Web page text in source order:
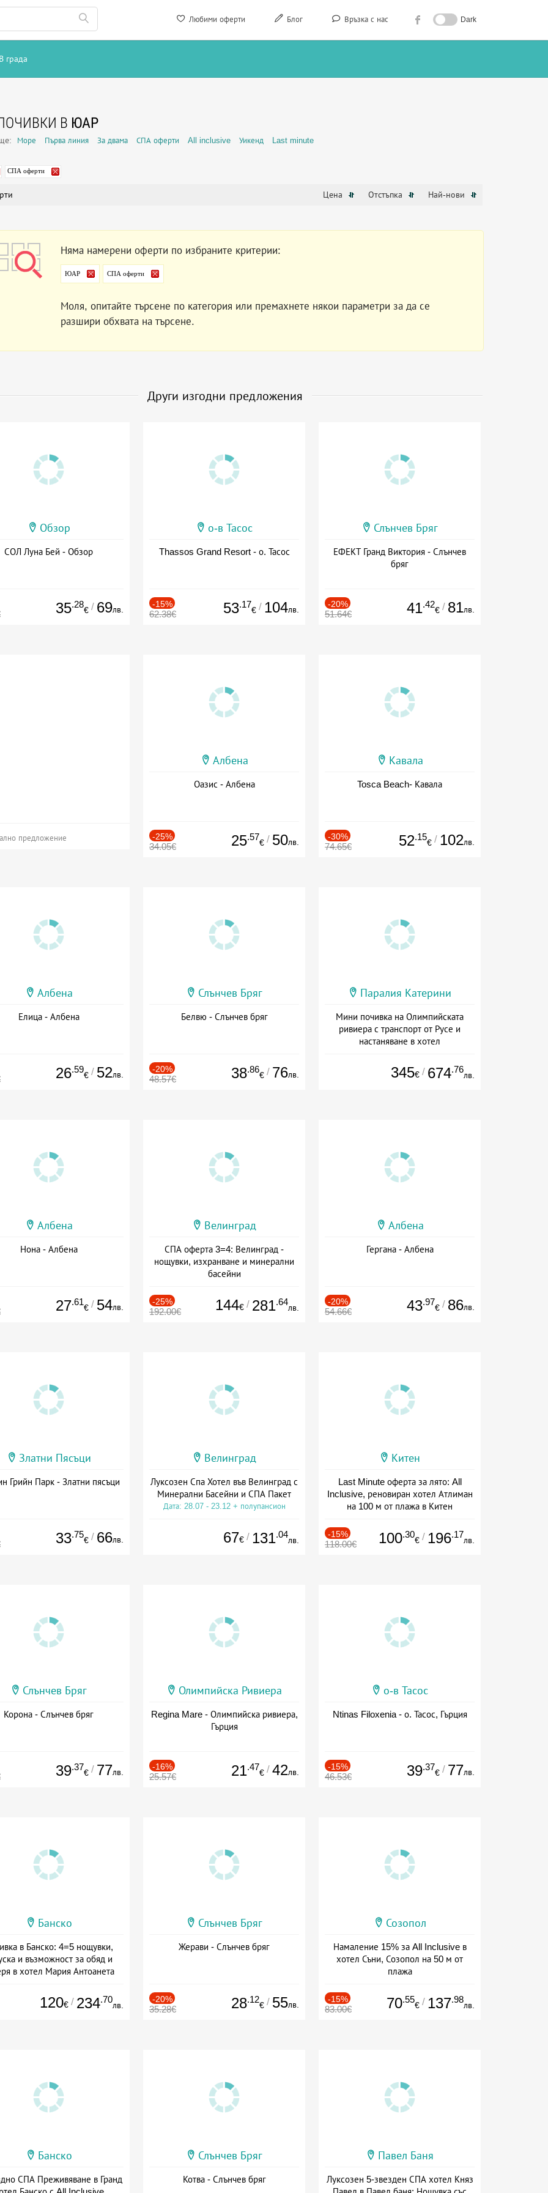
Любими оферти Блог Връзка с нас Dark
В града
В ЮАР
Море Първа линия За двама СПА оферти All inclusive Уикенд Last minute
СПА оферти
Цена Отстъпка Най-нови
Няма намерени оферти по избраните критерии:
ЮАР СПА оферти
Моля, опитайте търсене по категория или премахнете някои параметри за да се
разшири обхвата на търсене.
Други изгодни предложения
Обзор
СОЛ Луна Бей - Обзор
35.28
€ / 69лв.
о-в Тасос
Thassos Grand Resort - о. Тасос
-15%
62.38€ 53.17
€ / 104лв.
Слънчев Бряг
ЕФЕКТ Гранд Виктория - Слънчев
бряг
-20%
51.64€ 41.42
€ / 81лв.
предложение
Албена
Оазис - Албена
-25%
34.05€ 25.57
€ / 50лв.
Кавала
Tosca Beach- Кавала
-30%
74.65€ 52.15
€ / 102лв.
Албена
Елица - Албена
26.59
€ / 52лв.
Слънчев Бряг
Белвю - Слънчев бряг
-20%
48.57€ 38.86
€ / 76лв.
Паралия Катерини
Мини почивка на Олимпийската
ривиера с транспорт от Русе и
настаняване в хотел
345€ / 674.76
лв.
Албена
Нона - Албена
27.61
€ / 54лв.
Велинград
СПА оферта 3=4: Велинград -
нощувки, изхранване и минерални
басейни
-25%
192.00€ 144€ / 281.64
лв.
Албена
Гергана - Албена
-20%
54.66€ 43.97
€ / 86лв.
Златни Пясъци
Грийн Парк - Златни пясъци
33.75
€ / 66лв.
Велинград
Луксозен Спа Хотел във Велинград с
Минерални Басейни и СПА Пакет
Дата: 28.07 - 23.12 + полупансион
67€ / 131.04
лв.
Китен
Last Minute оферта за лято: All
Inclusive, реновиран хотел Атлиман
на 100 м от плажа в Китен
-15%
118.00€ 100.30
€ / 196.17
лв.
Слънчев Бряг
Корона - Слънчев бряг
39.37
€ / 77лв.
Олимпийска Ривиера
Regina Mare - Олимпийска ривиера,
Гърция
-16%
25.57€ 21.47
€ / 42лв.
о-в Тасос
Ntinas Filoxenia - о. Тасос, Гърция
-15%
46.53€ 39.37
€ / 77лв.
Банско
в Банско: 4=5 нощувки,
и възможност за обяд и
в хотел Мария Антоанета
120€ / 234.70
лв.
Слънчев Бряг
Жерави - Слънчев бряг
-20%
35.28€ 28.12
€ / 55лв.
Созопол
Намаление 15% за All Inclusive в
хотел Съни, Созопол на 50 м от
плажа
-15%
83.00€ 70.55
€ / 137.98
лв.
Банско
СПА Преживяване в Гранд
Слънчев Бряг
Котва - Слънчев бряг
Павел Баня
Луксозен 5-звезден СПА хотел Княз